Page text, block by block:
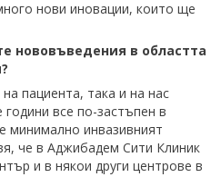
нови иновации, които ще
нововъведения в областта
пациента, така и на нас
години все по-застъпен в
минимално инвазивният
че в Аджибадем Сити Клиник
и в някои други центрове в